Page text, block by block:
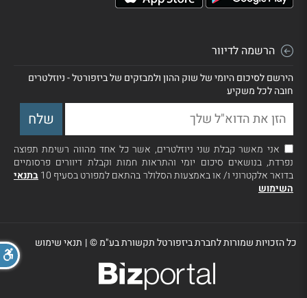
הרשמה לדיוור
הירשם לסיכום היומי של שוק ההון ולמבזקים של ביזפורטל - ניוזלטרים
חובה לכל משקיע
אני מאשר קבלת שני ניוזלטרים, אשר כל אחד מהווה רשימת תפוצה
נפרדת, בנושאים סיכום יומי והתראות חמות וקבלת דיוורים פרסומיים
בדואר אלקטרוני ו/ או באמצעות הסלולר בהתאם למפורט בסעיף 10
בתנאי
השימוש
כל הזכויות שמורות לחברת ביזפורטל תקשורת בע"מ ©| תנאי שימוש